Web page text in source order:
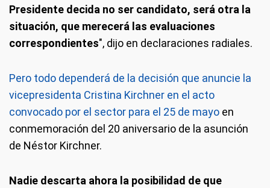
Presidente decida no ser candidato, será otra la
situación, que merecerá las evaluaciones
correspondientes", dijo en declaraciones radiales.
Pero todo dependerá de la decisión que anuncie la
vicepresidenta Cristina Kirchner en el acto
convocado por el sector para el 25 de mayo en
conmemoración del 20 aniversario de la asunción
de Néstor Kirchner.
Nadie descarta ahora la posibilidad de que